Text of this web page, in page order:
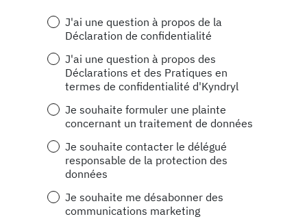
J'ai une question à propos de la
Déclaration de confidentialité
J'ai une question à propos des
Déclarations et des Pratiques en
termes de confidentialité d'Kyndryl
Je souhaite formuler une plainte
concernant un traitement de données
Je souhaite contacter le délégué
responsable de la protection des
données
Je souhaite me désabonner des
communications marketing